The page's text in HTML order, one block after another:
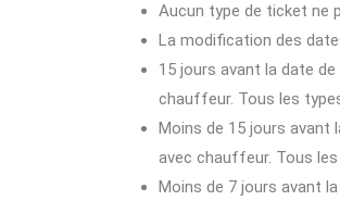
Aucun type de ticket ne
La modification des
15 jours avant la date
chauffeur. Tous les
Moins de 15 jours avant
avec chauffeur. Tous
Moins de 7 jours avant